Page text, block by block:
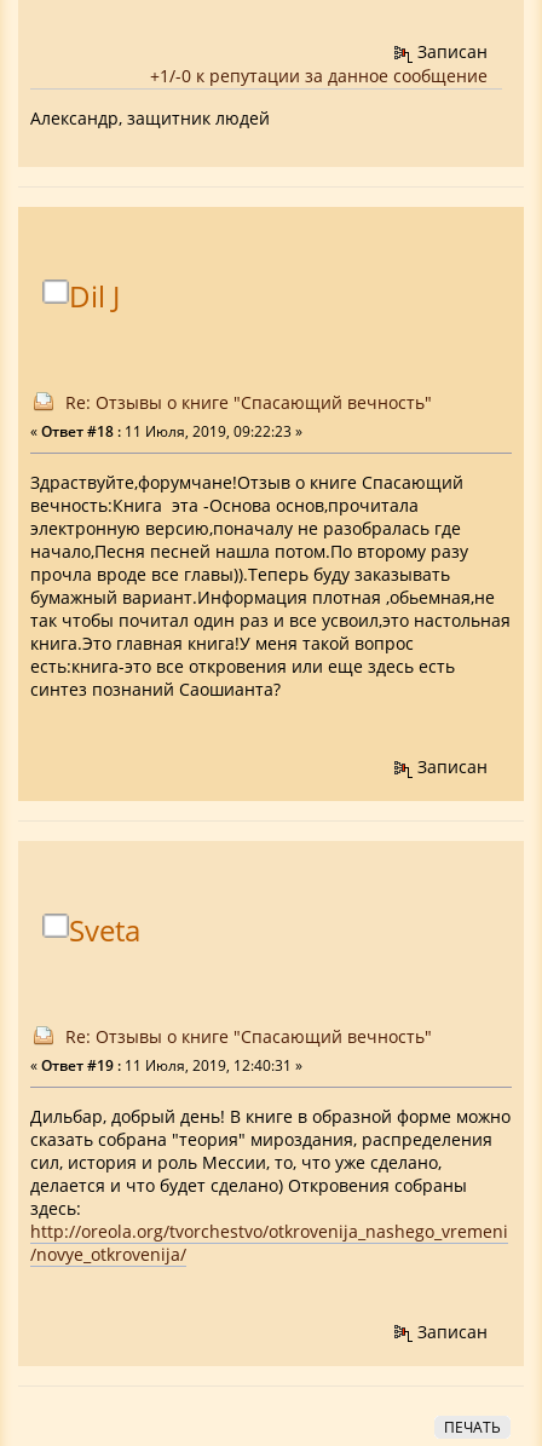
Записан
+1/-0 к репутации за данное сообщение
Александр, защитник людей
Dil J
Re: Отзывы о книге "Спасающий вечность"
«Ответ #18 : 11 Июля, 2019, 09:22:23 »
Здраствуйте,форумчане!Отзыв о книге Спасающий
вечность:Книга эта -Основа основ,прочитала
электронную версию,поначалу не разобралась где
начало,Песня песней нашла потом.По второму разу
прочла вроде все главы)).Теперь буду заказывать
бумажный вариант.Информация плотная ,обьемная,не
так чтобы почитал один раз и все усвоил,это настольная
книга.Это главная книга!У меня такой вопрос
есть:книга-это все откровения или еще здесь есть
синтез познаний Саошианта?
Записан
Sveta
Re: Отзывы о книге "Спасающий вечность"
«Ответ #19 : 11 Июля, 2019, 12:40:31 »
Дильбар, добрый день! В книге в образной форме можно
сказать собрана "теория" мироздания, распределения
сил, история и роль Мессии, то, что уже сделано,
делается и что будет сделано) Откровения собраны
здесь:
http://oreola.org/tvorchestvo/otkrovenija_nashego_vremeni
/novye_otkrovenija/
Записан
ПЕЧАТЬ